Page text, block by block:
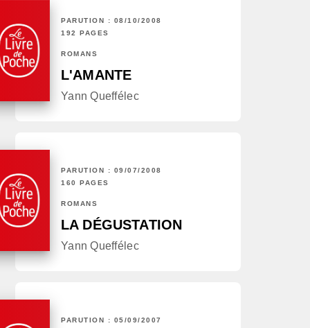
PARUTION : 08/10/2008
192 PAGES
ROMANS
L'AMANTE
Yann Queffélec
PARUTION : 09/07/2008
160 PAGES
ROMANS
LA DÉGUSTATION
Yann Queffélec
PARUTION : 05/09/2007